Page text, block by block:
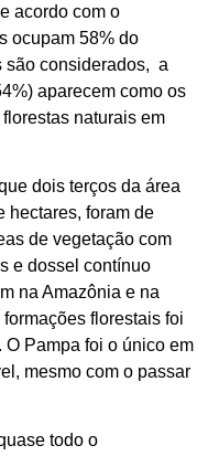
acordo com o
ocupam 58% do
são considerados, a
aparecem como os
naturais em
dois terços da área
hectares, foram de
de vegetação com
e dossel contínuo
na Amazônia e na
florestais foi
Pampa foi o único em
mesmo com o passar
todo o